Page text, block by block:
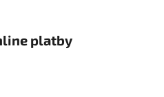
platby